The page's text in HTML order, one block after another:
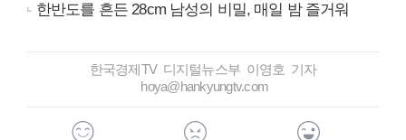
한반도를 흔든 28cm 남성의 비밀, 매일 밤 즐거워
한국경제TV 디지털뉴스부 이영호 기자
hoya@hankyungtv.com